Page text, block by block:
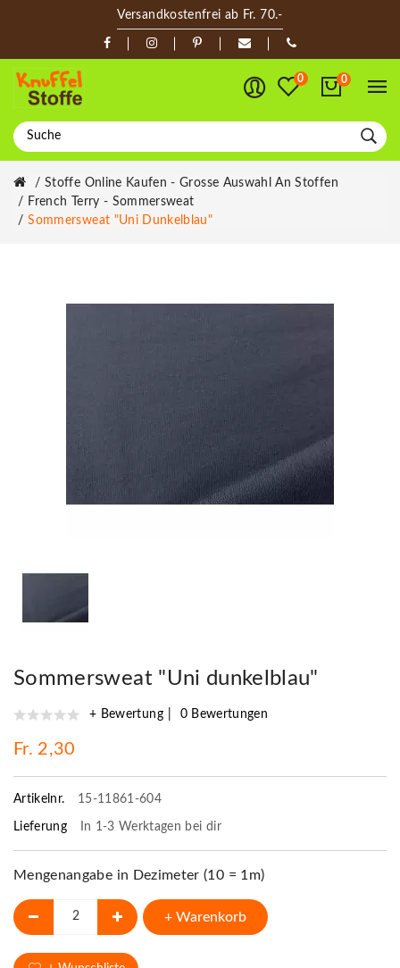
Versandkostenfrei ab Fr. 70.-
0 0
Stoffe Online Kaufen - Grosse Auswahl An Stoffen
French Terry - Sommersweat
Sommersweat "Uni Dunkelblau"
Sommersweat "Uni dunkelblau"
+ Bewertung 0 Bewertungen
Fr. 2,30
Artikelnr. 15-11861-604
Lieferung In 1-3 Werktagen bei dir
Mengenangabe in Dezimeter (10 = 1m)
+ Warenkorb